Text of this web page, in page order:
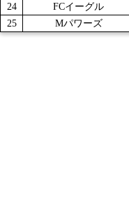
24
FCイーグル
25
Mパワーズ